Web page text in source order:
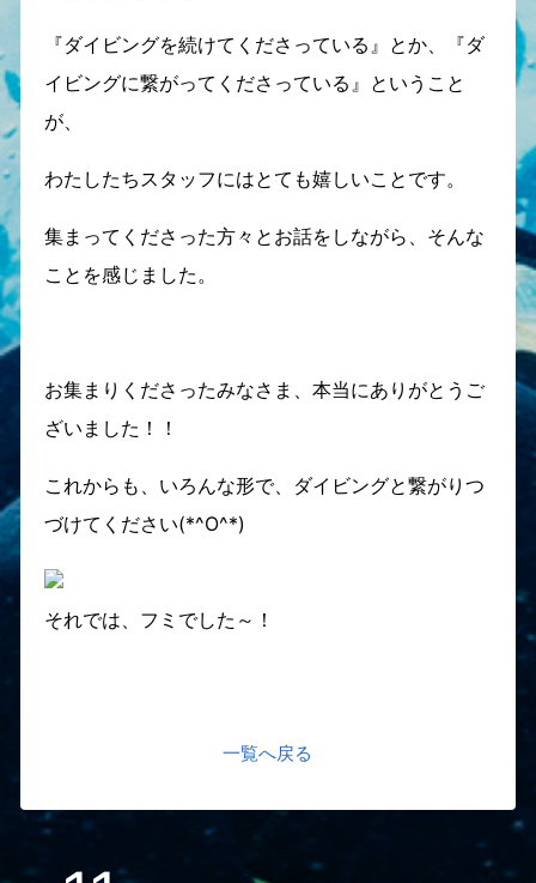
『ダイビングを続けてくださっている』とか、『ダ
イビングに繋がってくださっている』ということ
が、
わたしたちスタッフにはとても嬉しいことです。
集まってくださった方々とお話をしながら、そんな
ことを感じました。
お集まりくださったみなさま、本当にありがとうご
ざいました！！
これからも、いろんな形で、ダイビングと繋がりつ
づけてください(*^O^*)
それでは、フミでした～！
一覧へ戻る